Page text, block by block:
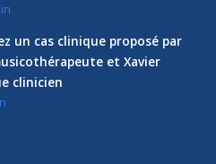
un cas clinique proposé par
et Xavier
clinicien